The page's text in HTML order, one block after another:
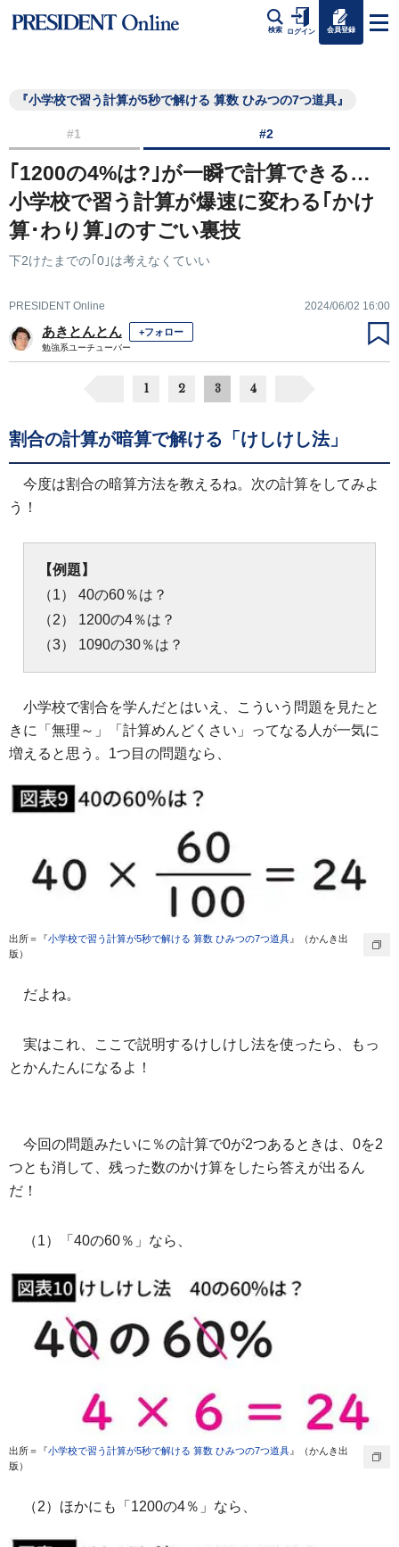
検索 ログイン 会員登録
『小学校で習う計算が5秒で解ける 算数 ひみつの7つ道具』
#1 #2
｢1200の4%は?｣が一瞬で計算できる…
小学校で習う計算が爆速に変わる｢かけ
算･わり算｣のすごい裏技
下2けたまでの｢0｣は考えなくていい
PRESIDENT Online 2024/06/02 16:00
あきとんとん +フォロー
勉強系ユーチューバー
1 2 3 4
割合の計算が暗算で解ける「けしけし法」
今度は割合の暗算方法を教えるね。次の計算をしてみよ
う！
【例題】
（1） 40の60％は？
（2） 1200の4％は？
（3） 1090の30％は？
小学校で割合を学んだとはいえ、こういう問題を見たと
きに「無理～」「計算めんどくさい」ってなる人が一気に
増えると思う。1つ目の問題なら、
出所＝『小学校で習う計算が5秒で解ける 算数 ひみつの7つ道具 』（かんき出
版）
だよね。
実はこれ、ここで説明するけしけし法を使ったら、もっ
とかんたんになるよ！
今回の問題みたいに％の計算で0が2つあるときは、0を2
つとも消して、残った数のかけ算をしたら答えが出るん
だ！
（1）「40の60％」なら、
出所＝『小学校で習う計算が5秒で解ける 算数 ひみつの7つ道具 』（かんき出
版）
（2）ほかにも「1200の4％」なら、